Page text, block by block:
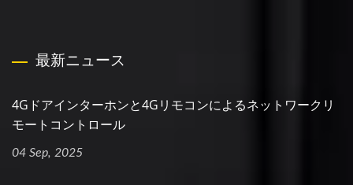
最新ニュース
4Gドアインターホンと4Gリモコンによるネットワークリ
モートコントロール
04 Sep, 2025